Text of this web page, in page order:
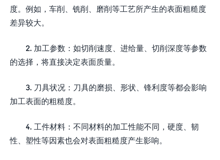
度。例如，车削、铣削、磨削等工艺所产生的表面粗糙度
差异较大。
2. 加工参数：如切削速度、进给量、切削深度等参数
的选择，将直接决定表面质量。
3. 刀具状况：刀具的磨损、形状、锋利度等都会影响
加工表面的粗糙度。
4. 工件材料：不同材料的加工性能不同，硬度、韧
性、塑性等因素也会对表面粗糙度产生影响。